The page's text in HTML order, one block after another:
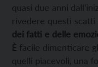
quasi due anni
rivedere questi scatti
dei fatti e delle
È facile dimenticare
quelli piacevoli, una